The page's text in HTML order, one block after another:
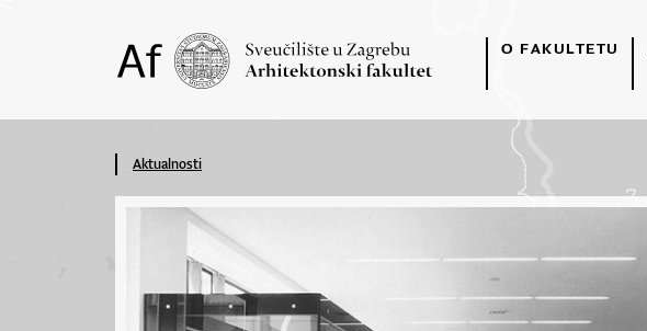
O FAKULTETU
Aktualnosti